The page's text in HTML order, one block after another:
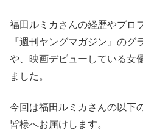
福田ルミカさんの経歴やプロ
『週刊ヤングマガジン』のグ
や、映画デビューしている女
ました。
今回は福田ルミカさんの以下
皆様へお届けします。